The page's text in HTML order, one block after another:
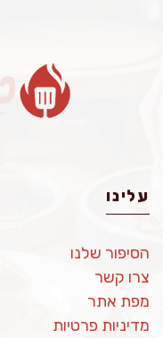
עלינו
הסיפור שלנו
צרו קשר
מפת אתר
מדיניות פרטיות